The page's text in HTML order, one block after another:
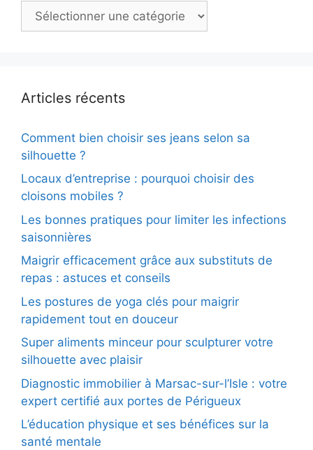
Catégories
Articles récents
Comment bien choisir ses jeans selon sa
silhouette ?
Locaux d’entreprise : pourquoi choisir des
cloisons mobiles ?
Les bonnes pratiques pour limiter les infections
saisonnières
Maigrir efficacement grâce aux substituts de
repas : astuces et conseils
Les postures de yoga clés pour maigrir
rapidement tout en douceur
Super aliments minceur pour sculpturer votre
silhouette avec plaisir
Diagnostic immobilier à Marsac-sur-l’Isle : votre
expert certifié aux portes de Périgueux
L’éducation physique et ses bénéfices sur la
santé mentale